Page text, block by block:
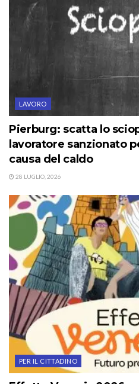
LAVORO
Pierburg: scatta lo
lavoratore sanzionato
causa del caldo
28 LUGLIO, 2026
PER IL CITTADINO